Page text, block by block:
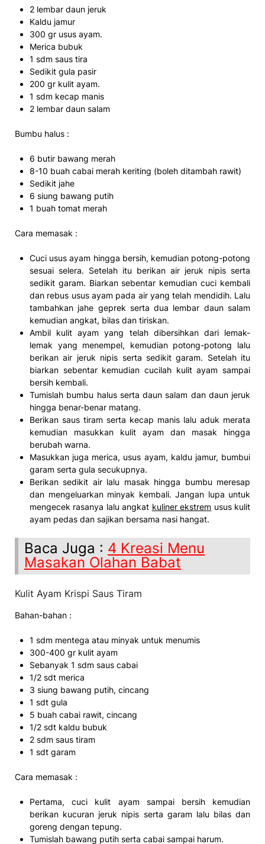
2 lembar daun jeruk
Kaldu jamur
300 gr usus ayam.
Merica bubuk
1 sdm saus tira
Sedikit gula pasir
200 gr kulit ayam.
1 sdm kecap manis
2 lembar daun salam
Bumbu halus :
6 butir bawang merah
8-10 buah cabai merah keriting (boleh ditambah rawit)
Sedikit jahe
6 siung bawang putih
1 buah tomat merah
Cara memasak :
Cuci usus ayam hingga bersih, kemudian potong-potong
sesuai selera. Setelah itu berikan air jeruk nipis serta
sedikit garam. Biarkan sebentar kemudian cuci kembali
dan rebus usus ayam pada air yang telah mendidih. Lalu
tambahkan jahe geprek serta dua lembar daun salam
kemudian angkat, bilas dan tiriskan.
Ambil kulit ayam yang telah dibersihkan dari lemak-
lemak yang menempel, kemudian potong-potong lalu
berikan air jeruk nipis serta sedikit garam. Setelah itu
biarkan sebentar kemudian cucilah kulit ayam sampai
bersih kembali.
Tumislah bumbu halus serta daun salam dan daun jeruk
hingga benar-benar matang.
Berikan saus tiram serta kecap manis lalu aduk merata
kemudian masukkan kulit ayam dan masak hingga
berubah warna.
Masukkan juga merica, usus ayam, kaldu jamur, bumbui
garam serta gula secukupnya.
Berikan sedikit air lalu masak hingga bumbu meresap
dan mengeluarkan minyak kembali. Jangan lupa untuk
mengecek rasanya lalu angkat kuliner ekstrem usus kulit
ayam pedas dan sajikan bersama nasi hangat.
Baca Juga : 4 Kreasi Menu
Masakan Olahan Babat
Kulit Ayam Krispi Saus Tiram
Bahan-bahan :
1 sdm mentega atau minyak untuk menumis
300-400 gr kulit ayam
Sebanyak 1 sdm saus cabai
1/2 sdt merica
3 siung bawang putih, cincang
1 sdt gula
5 buah cabai rawit, cincang
1/2 sdt kaldu bubuk
2 sdm saus tiram
1 sdt garam
Cara memasak :
Pertama, cuci kulit ayam sampai bersih kemudian
berikan kucuran jeruk nipis serta garam lalu bilas dan
goreng dengan tepung.
Tumislah bawang putih serta cabai sampai harum.